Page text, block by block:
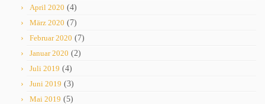
April 2020 (4)
März 2020 (7)
Februar 2020 (7)
Januar 2020 (2)
Juli 2019 (4)
Juni 2019 (3)
Mai 2019 (5)